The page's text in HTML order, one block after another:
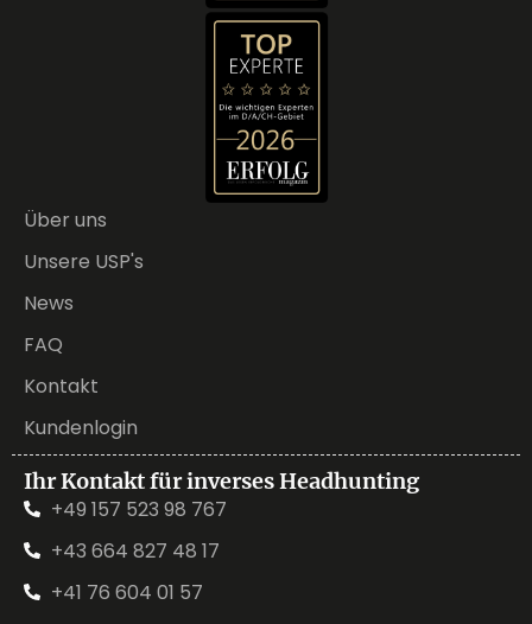
Über uns
Unsere USP's
News
FAQ
Kontakt
Kundenlogin
Ihr Kontakt für inverses Headhunting
+49 157 523 98 767
+43 664 827 48 17
+41 76 604 01 57